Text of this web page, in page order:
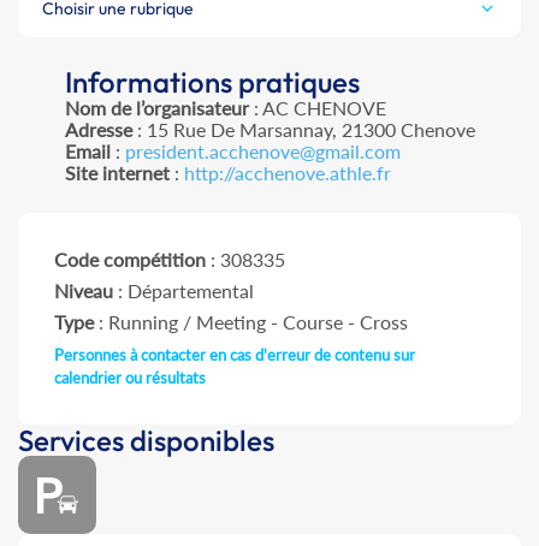
Choisir une rubrique
Informations pratiques
Nom de l’organisateur: AC CHENOVE
Adresse: 15 Rue De Marsannay, 21300 Chenove
Email: president.acchenove@gmail.com
Site internet: http://acchenove.athle.fr
Code compétition : 308335
Niveau : Départemental
Type: Running / Meeting - Course - Cross
Personnes à contacter en cas d'erreur de contenu sur
calendrier ou résultats
Services disponibles